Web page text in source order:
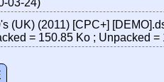
03-24)
(UK) (2011) [CPC+]
= 150.85 Ko ; Unpacked =